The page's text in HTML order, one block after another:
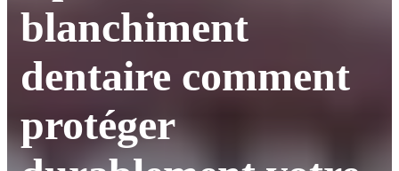
blanchiment
dentaire comment
protéger